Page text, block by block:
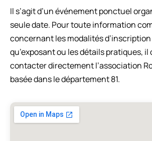
Il s’agit d’un événement ponctuel
seule date. Pour toute information
concernant les modalités
qu’exposant ou les détails pratiques,
contacter directement l’association
basée dans le département 81.